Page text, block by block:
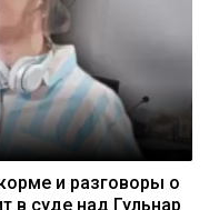
и разговоры о
в суде над Гульнар